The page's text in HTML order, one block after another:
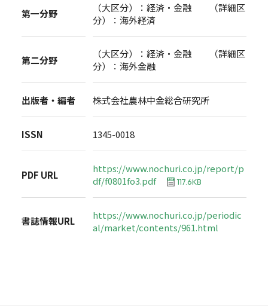
第一分野
（大区分）：経済・金融 （詳細区
分）：海外経済
第二分野
（大区分）：経済・金融 （詳細区
分）：海外金融
出版者・編者 株式会社農林中金総合研究所
ISSN 1345-0018
PDF URL
https://www.nochuri.co.jp/report/p
df/f0801fo3.pdf
117.6KB
書誌情報URL
https://www.nochuri.co.jp/periodic
al/market/contents/961.html